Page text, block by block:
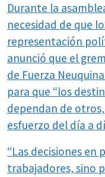
Durante la
necesidad de que
representación
anunció que el
de Fuerza
para que “los
dependan de
esfuerzo del día a
“Las decisiones
trabajadores, sino